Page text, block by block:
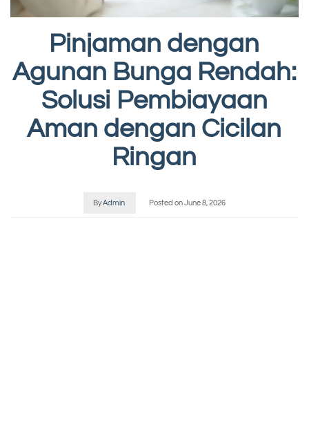
Pinjaman dengan
Agunan Bunga Rendah:
Solusi Pembiayaan
Aman dengan Cicilan
Ringan
ByAdmin Posted onJune 8, 2026